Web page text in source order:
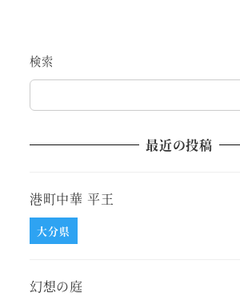
検索
最近の投稿
港町中華 平王
大分県
幻想の庭